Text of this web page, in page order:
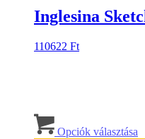
Inglesina
110622 Ft
Opciók választása